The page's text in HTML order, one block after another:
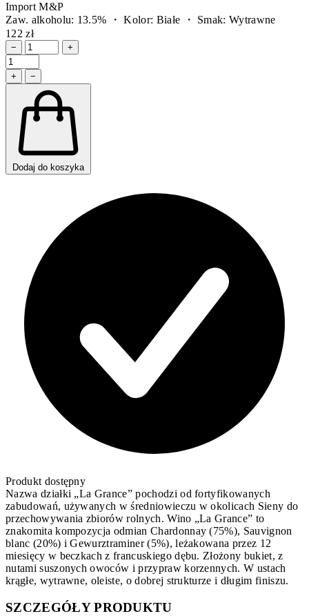
Import M&P
Zaw. alkoholu: 13.5% ・ Kolor: Białe ・ Smak: Wytrawne
122 zł
− +
+ −
Dodaj do koszyka
Produkt dostępny
Nazwa działki „La Grance” pochodzi od fortyfikowanych
zabudowań, używanych w średniowieczu w okolicach Sieny do
przechowywania zbiorów rolnych. Wino „La Grance” to
znakomita kompozycja odmian Chardonnay (75%), Sauvignon
blanc (20%) i Gewurztraminer (5%), leżakowana przez 12
miesięcy w beczkach z francuskiego dębu. Złożony bukiet, z
nutami suszonych owoców i przypraw korzennych. W ustach
krągłe, wytrawne, oleiste, o dobrej strukturze i długim finiszu.
SZCZEGÓŁY PRODUKTU